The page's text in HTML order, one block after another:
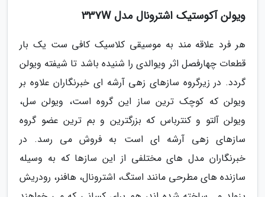
ویولن آکوستیک اشترونال مدل 337W
هر فرد علاقه مند به موسیقی کلاسیک کافی ست یک بار
قطعات چهارفصل اثر ویوالدی را شنیده باشد تا شیفته ویولن
گردد. در زیرگروه سازهای زهی آرشه ای خبرنگاران علاوه بر
ویولن که کوچک ترین ساز این گروه است، ویولن سل،
ویولن آلتو و کنترباس که بزرگترین و بم ترین عضو گروه
سازهای زهی آرشه ای است به فروش می رسد. در
خبرنگاران مدل های مختلفی از این سازها که به وسیله
سازنده های مطرحی مانند استگ، اشترونال، هافنر، رودریش